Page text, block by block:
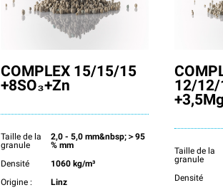
COMPLEX 15/15/15
+8SO₃+Zn
Taille de la
granule
2,0 - 5,0 mm&nbsp;＞95
% mm
Densité
1060 kg/m³
Origine :
Linz
12/12/
Taille de la
granule
Densité